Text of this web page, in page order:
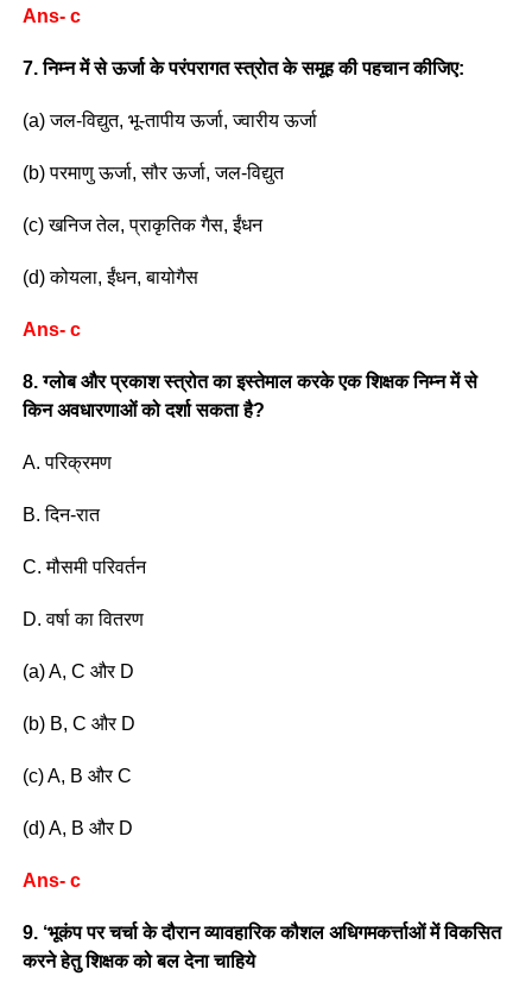
Ans- c
7. निम्न में से ऊर्जा के परंपरागत स्त्रोत के समूह की पहचान कीजिए:
(a) जल-विद्युत, भू-तापीय ऊर्जा, ज्वारीय ऊर्जा
(b) परमाणु ऊर्जा, सौर ऊर्जा, जल-विद्युत
(c) खनिज तेल, प्राकृतिक गैस, ईंधन
(d) कोयला, ईंधन, बायोगैस
Ans- c
8. ग्लोब और प्रकाश स्त्रोत का इस्तेमाल करके एक शिक्षक निम्न में से
किन अवधारणाओं को दर्शा सकता है?
A. परिक्रमण
B. दिन-रात
C. मौसमी परिवर्तन
D. वर्षा का वितरण
(a) A, C और D
(b) B, C और D
(c) A, B और C
(d) A, B और D
Ans- c
9. ‘भूकंप पर चर्चा के दौरान व्यावहारिक कौशल अधिगमकर्त्ताओं में विकसित
करने हेतु शिक्षक को बल देना चाहिये